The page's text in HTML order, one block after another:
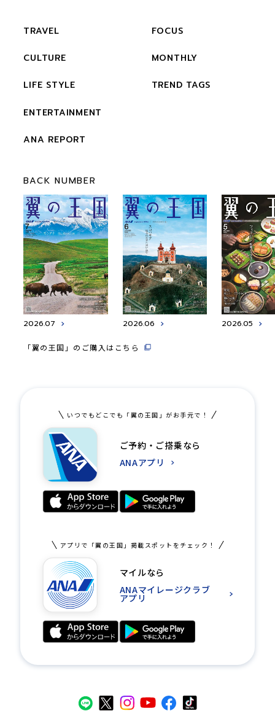
TRAVEL
CULTURE
LIFE STYLE
ENTERTAINMENT
ANA REPORT
FOCUS
MONTHLY
TREND TAGS
BACK NUMBER
2026.07 2026.06 2026.05
「翼の王国」のご購入はこちら
いつでもどこでも「翼の王国」がお手元で！
ご予約・ご搭乗なら
ANAアプリ
アプリで「翼の王国」掲載スポットをチェック！
マイルなら
ANAマイレージクラブ
アプリ